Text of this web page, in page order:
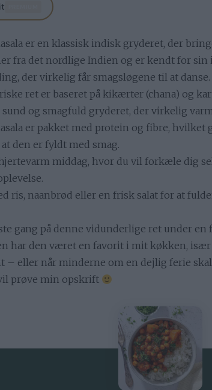
er en klassisk indisk gryderet, der
fra det nordlige Indien og er kendt for sin
der virkelig får smagsløgene til at danse.
ret er baseret på kikærter (chana) og
og smagfuld gryderet, der virkelig
er pakket med protein og fibre, hvilket
den er fyldt med smag.
middag, hvor du vil forkæle dig
ris, naanbrød eller en frisk salat for at
gang på denne vidunderlige ret under
har den været en favorit i mit køkken,
– eller når minderne om en dejlig ferie
prøve min opskrift